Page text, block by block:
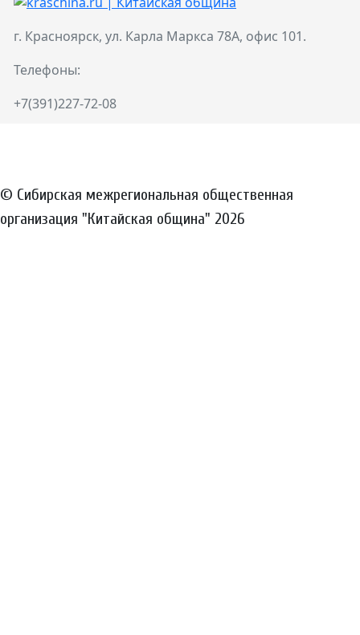
г. Красноярск, ул. Карла Маркса 78А, офис 101.
Телефоны:
+7(391)227-72-08
© Сибирская межрегиональная общественная
организация "Китайская община" 2026